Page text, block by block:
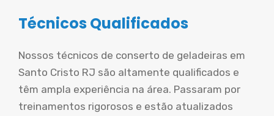
Técnicos Qualificados
Nossos técnicos de conserto de geladeiras em
Santo Cristo RJ são altamente qualificados e
têm ampla experiência na área. Passaram por
treinamentos rigorosos e estão atualizados